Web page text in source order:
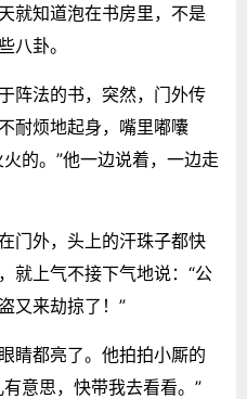
就知道泡在书房里，不是
八卦。
阵法的书，突然，门外传
耐烦地起身，嘴里嘟囔
的。”他一边说着，一边走
门外，头上的汗珠子都快
就上气不接下气地说：“公
又来劫掠了！”
睛都亮了。他拍拍小厮的
意思，快带我去看看。”